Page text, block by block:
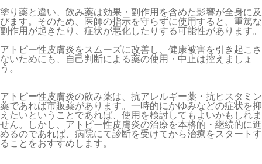
塗り薬と違い、飲み薬は効果・副作用を含めた影響が全身に及
びます。そのため、医師の指示を守らずに使用すると、重篤な
副作用が起きたり、症状が悪化したりする可能性があります。
アトピー性皮膚炎をスムーズに改善し、健康被害を引き起こさ
ないためにも、自己判断による薬の使用・中止は控えましょ
う。
アトピー性皮膚炎の飲み薬は、抗アレルギー薬・抗ヒスタミン
薬であれば市販薬があります。一時的にかゆみなどの症状を抑
えたいということであれば、使用を検討してもよいかもしれま
せん。しかし、アトピー性皮膚炎の治療を本格的・継続的に進
めるのであれば、病院にて診断を受けてから治療をスタートす
ることをおすすめします。